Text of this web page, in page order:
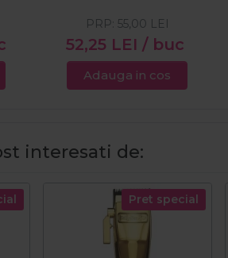
52,25 LEI / buc
PRP: 55,00 LEI
Adauga in cos
interesati de:
Pret special